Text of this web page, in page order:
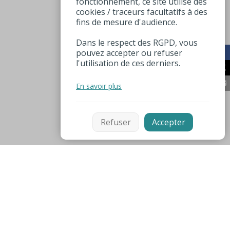
cookies / traceurs facultatifs à des
fins de mesure d'audience.
Dans le respect des RGPD, vous
pouvez accepter ou refuser
l'utilisation de ces derniers.
En savoir plus
Refuser Accepter